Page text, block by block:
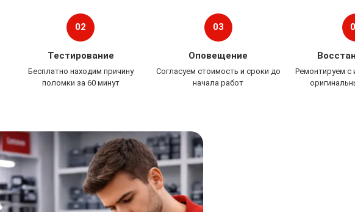
02
Тестирование
Бесплатно находим причину
поломки за 60 минут
03
Оповещение
Согласуем стоимость и сроки до
начала работ
Ремонтируем с